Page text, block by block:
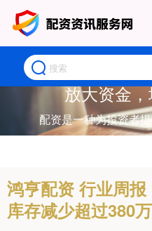
放大资金
配资是一种为投资者
鸿亨配资 行业周
库存减少超过380